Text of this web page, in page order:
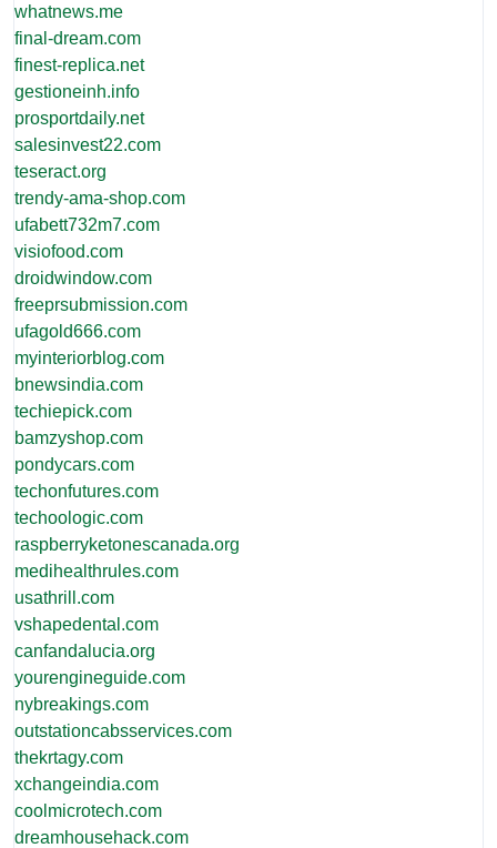
whatnews.me
final-dream.com
finest-replica.net
gestioneinh.info
prosportdaily.net
salesinvest22.com
teseract.org
trendy-ama-shop.com
ufabett732m7.com
visiofood.com
droidwindow.com
freeprsubmission.com
ufagold666.com
myinteriorblog.com
bnewsindia.com
techiepick.com
bamzyshop.com
pondycars.com
techonfutures.com
techoologic.com
raspberryketonescanada.org
medihealthrules.com
usathrill.com
vshapedental.com
canfandalucia.org
yourengineguide.com
nybreakings.com
outstationcabsservices.com
thekrtagy.com
xchangeindia.com
coolmicrotech.com
dreamhousehack.com